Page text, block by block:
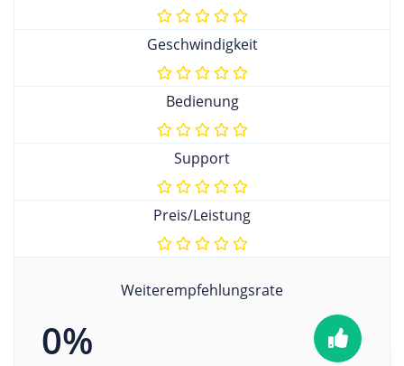
Geschwindigkeit
Bedienung
Support
Preis/Leistung
Weiterempfehlungsrate
0%